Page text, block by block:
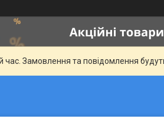
час. Замовлення та повідомлення